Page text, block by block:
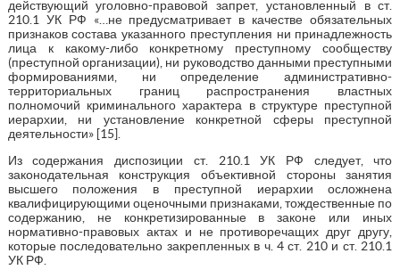
действующий уголовно-правовой запрет, установленный в ст.
210.1 УК РФ «…не предусматривает в качестве обязательных
признаков состава указанного преступления ни принадлежность
лица к какому-либо конкретному преступному сообществу
(преступной организации), ни руководство данными преступными
формированиями, ни определение административно-
территориальных границ распространения властных
полномочий криминального характера в структуре преступной
иерархии, ни установление конкретной сферы преступной
деятельности» [15].
Из содержания диспозиции ст. 210.1 УК РФ следует, что
законодательная конструкция объективной стороны занятия
высшего положения в преступной иерархии осложнена
квалифицирующими оценочными признаками, тождественные по
содержанию, не конкретизированные в законе или иных
нормативно-правовых актах и не противоречащих друг другу,
которые последовательно закрепленных в ч. 4 ст. 210 и ст. 210.1
УК РФ.